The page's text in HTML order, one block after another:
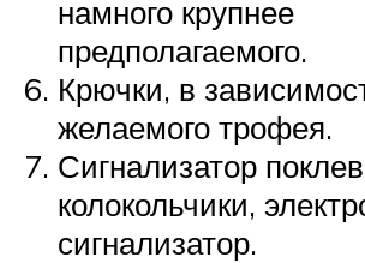
намного крупнее
предполагаемого.
Крючки, в
желаемого трофея.
Сигнализатор
колокольчики,
сигнализатор.